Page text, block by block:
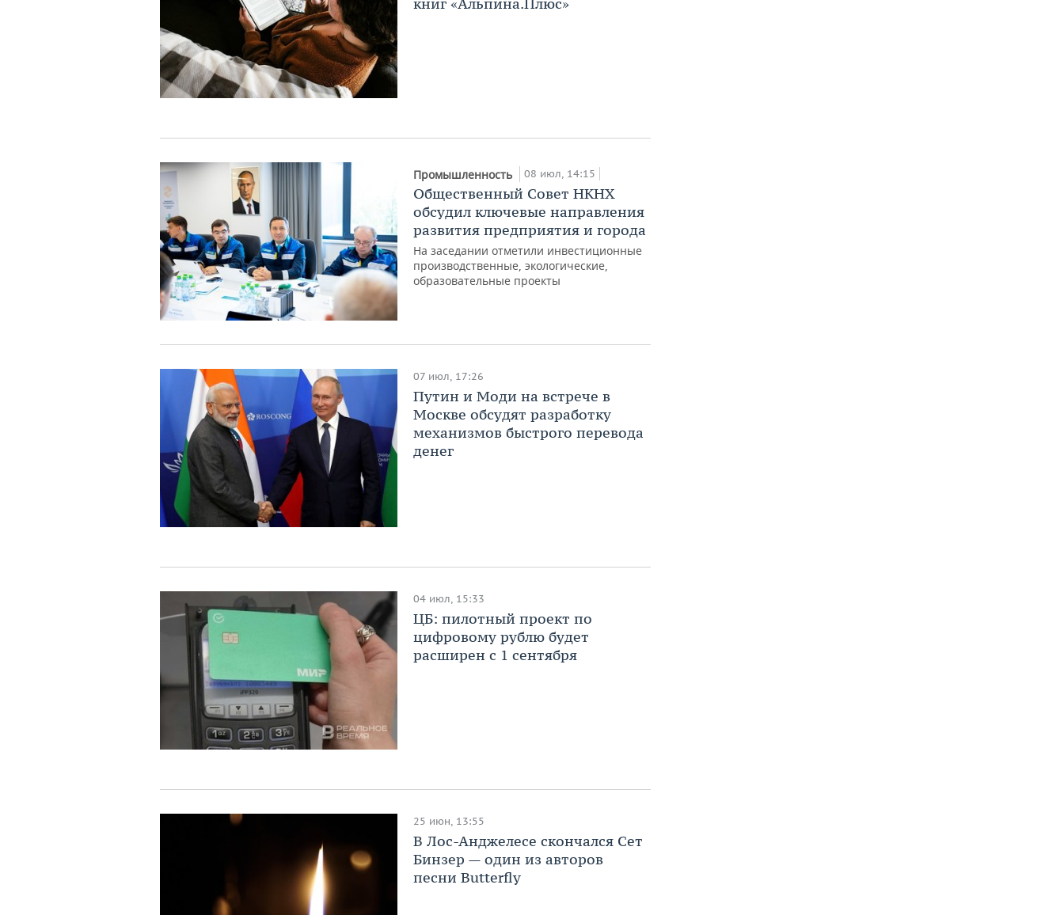
Промышленность 08 июл, 14:15
Общественный Совет НКНХ
обсудил ключевые направления
развития предприятия и города
На заседании отметили инвестиционные
производственные, экологические,
образовательные проекты
07 июл, 17:26
Путин и Моди на встрече в
Москве обсудят разработку
механизмов быстрого перевода
денег
04 июл, 15:33
ЦБ: пилотный проект по
цифровому рублю будет
расширен с 1 сентября
25 июн, 13:55
В Лос-Анджелесе скончался Сет
Бинзер — один из авторов
песни Butterfly